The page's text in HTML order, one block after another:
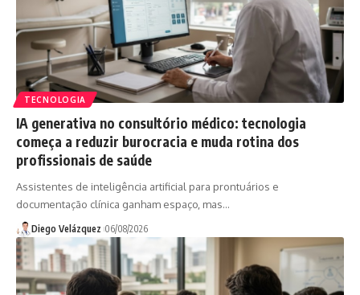
TECNOLOGIA
IA generativa no consultório médico: tecnologia
começa a reduzir burocracia e muda rotina dos
profissionais de saúde
Assistentes de inteligência artificial para prontuários e
documentação clínica ganham espaço, mas…
Diego Velázquez 06/08/2026